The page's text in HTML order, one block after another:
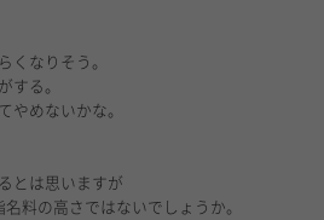
くなりそう。
する。
やめないかな。
とは思いますが
料の高さではないでしょうか。